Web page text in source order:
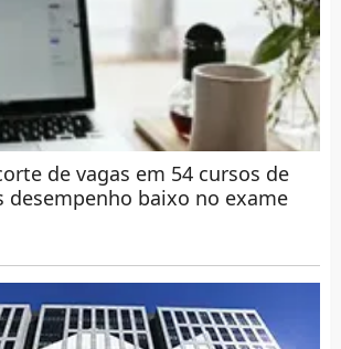
de vagas em 54 cursos de
desempenho baixo no exame